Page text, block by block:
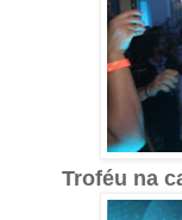
Troféu na